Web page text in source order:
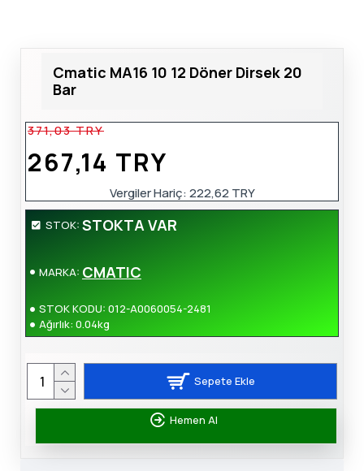
Cmatic MA16 10 12 Döner Dirsek 20
Bar
STOK: STOKTA VAR
MARKA: CMATIC
STOK KODU: 012-A0060054-2481
Ağırlık: 0.04kg
267,14 TRY
371,03 TRY
Vergiler Hariç:222,62 TRY
Sepete Ekle
Hemen Al